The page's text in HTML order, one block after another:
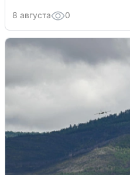
8 августа 0